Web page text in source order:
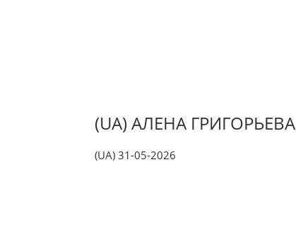
(UA) АЛЕНА ГРИГОРЬЕВА
(UA) 31-05-2026